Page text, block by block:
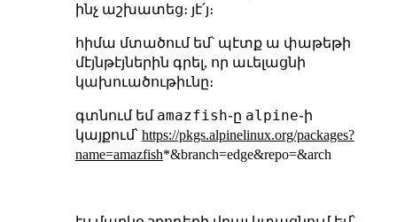
ինչ աշխատեց։ յէ՛յ։
հիմա մտածում եմ՝ պէտք ա փաթեթի
մէյնթէյներին գրել, որ աւելացնի
կախուածութիւնը։
գտնում եմ amazfish֊ը alpine֊ի
կայքում՝ https://pkgs.alpinelinux.org/packages?
name=amazfish*&branch=edge&repo=&arch